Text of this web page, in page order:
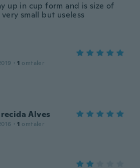
up in cup form and is size of
small but useless
· 1 omtaler
Alves
· 1 omtaler